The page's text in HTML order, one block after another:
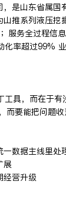
是山东省属国
推系列液压挖
服务全过程信
化率超过99%
具，而在于有
而要能把问题
数据主线里处
展
经营升级